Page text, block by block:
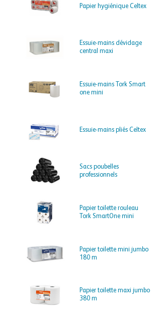
Papier hygiénique Celtex
Essuie-mains dévidage
central maxi
Essuie-mains Tork Smart
one mini
Essuie-mains pliés Celtex
Sacs poubelles
professionnels
Papier toilette rouleau
Tork SmartOne mini
Papier toilette mini jumbo
180 m
Papier toilette maxi jumbo
380 m